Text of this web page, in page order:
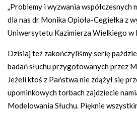
„Problemy i wyzwania współczesnych
dla nas dr Monika Opioła-Cegiełka z
Uniwersytetu Kazimierza Wielkiego w
Dzisiaj też zakończyliśmy serię
badań słuchu przygotowanych przez
Jeżeli ktoś z Państwa nie zdążył się
upominkowych torbach zajdziecie
Modelowania Słuchu. Pięknie